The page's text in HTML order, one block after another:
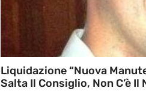
Liquidazione “Nuova
Salta Il Consiglio, Non C’è Il